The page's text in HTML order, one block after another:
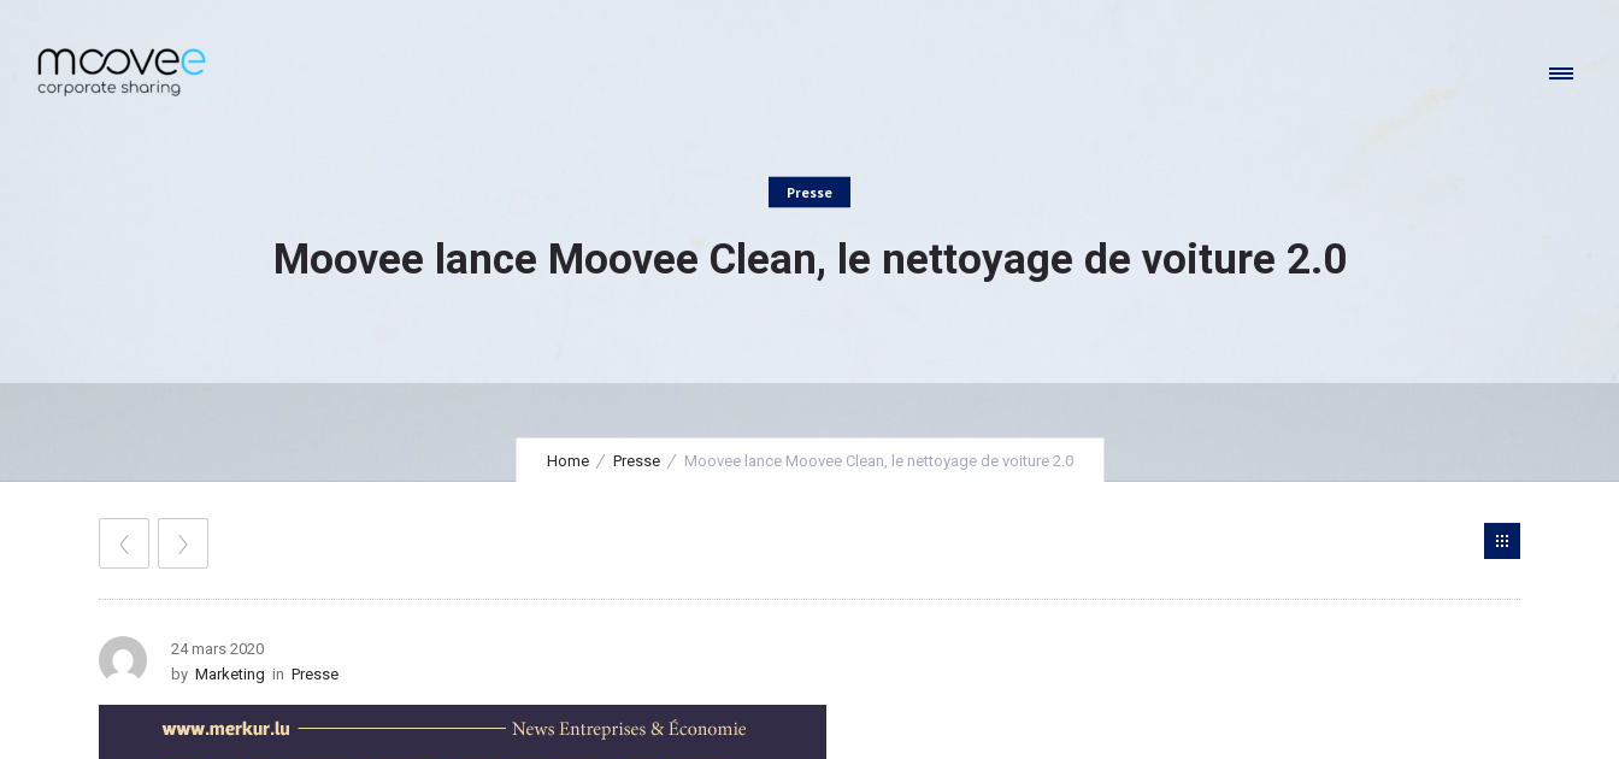
Presse
Moovee lance Moovee Clean, le nettoyage de voiture 2.0
Home Presse Moovee lance Moovee Clean, le nettoyage de voiture 2.0
24 mars 2020
by Marketing in Presse